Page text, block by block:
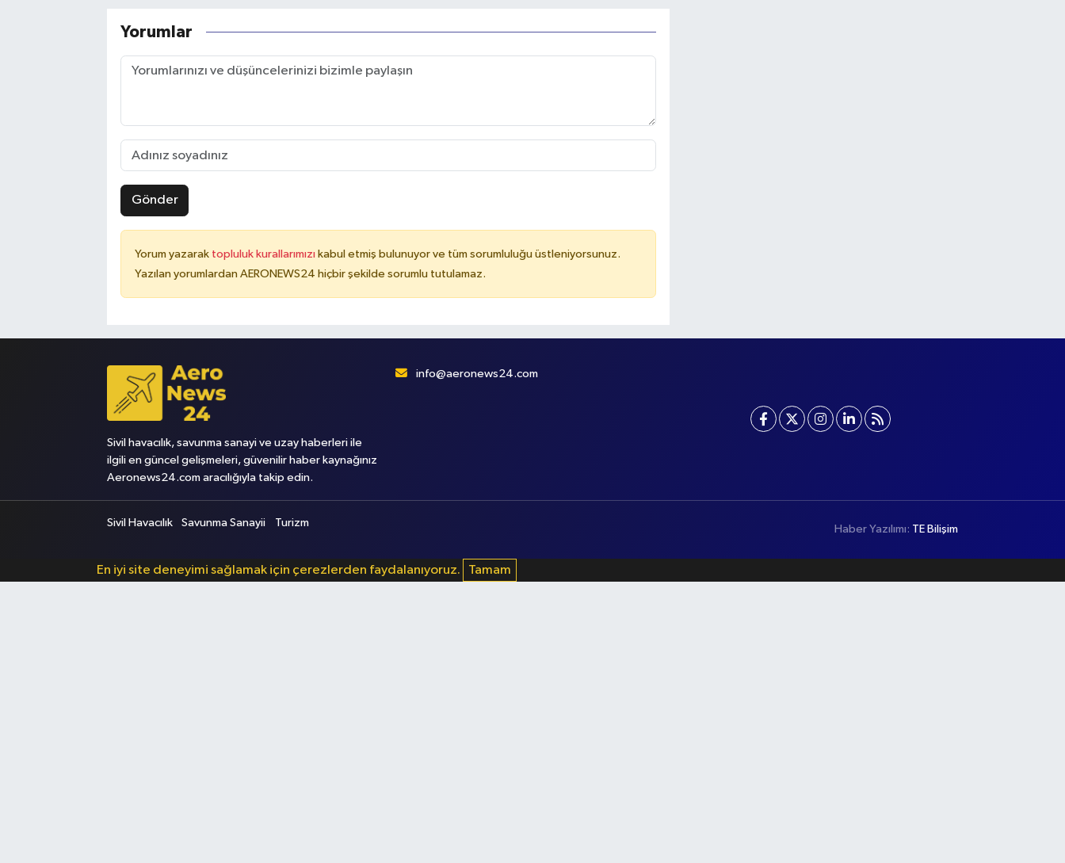
Yorumlar
Gönder
Yorum yazarak topluluk kurallarımızı kabul etmiş bulunuyor ve tüm sorumluluğu üstleniyorsunuz.
Yazılan yorumlardan AERONEWS24 hiçbir şekilde sorumlu tutulamaz.
Sivil havacılık, savunma sanayi ve uzay haberleri ile
ilgili en güncel gelişmeleri, güvenilir haber kaynağınız
Aeronews24.com aracılığıyla takip edin.
info@aeronews24.com
Sivil Havacılık Savunma Sanayii Turizm
Haber Yazılımı: TE Bilişim
En iyi site deneyimi sağlamak için çerezlerden faydalanıyoruz. Tamam